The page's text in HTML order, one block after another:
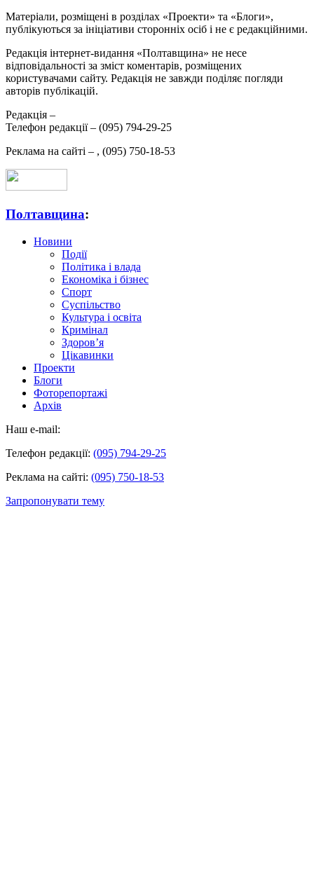
Матеріали, розміщені в розділах «Проекти» та «Блоги»,
публікуються за ініціативи сторонніх осіб і не є редакційними.
Редакція інтернет-видання «Полтавщина» не несе
відповідальності за зміст коментарів, розміщених
користувачами сайту. Редакція не завжди поділяє погляди
авторів публікацій.
Редакція –
Телефон редакції – (095) 794-29-25
Реклама на сайті – , (095) 750-18-53
Полтавщина:
Новини
Події
Політика і влада
Економіка і бізнес
Спорт
Суспільство
Культура і освіта
Кримінал
Здоров’я
Цікавинки
Проекти
Блоги
Фоторепортажі
Архів
Наш e-mail:
Телефон редакції: (095) 794-29-25
Реклама на сайті: (095) 750-18-53
Запропонувати тему